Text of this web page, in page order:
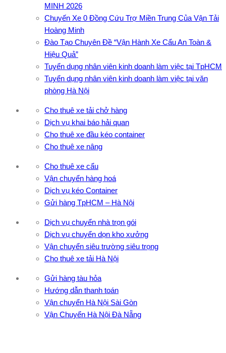
MINH 2026
Chuyến Xe 0 Đồng Cứu Trợ Miền Trung Của Vận Tải
Hoàng Minh
Đào Tạo Chuyên Đề “Vận Hành Xe Cẩu An Toàn &
Hiệu Quả”
Tuyển dụng nhân viên kinh doanh làm việc tại TpHCM
Tuyển dụng nhân viên kinh doanh làm việc tại văn
phòng Hà Nội
Cho thuê xe tải chở hàng
Dịch vụ khai báo hải quan
Cho thuê xe đầu kéo container
Cho thuê xe nâng
Cho thuê xe cẩu
Vận chuyển hàng hoá
Dịch vụ kéo Container
Gửi hàng TpHCM – Hà Nội
Dịch vụ chuyển nhà trọn gói
Dịch vụ chuyển dọn kho xưởng
Vận chuyển siêu trường siêu trọng
Cho thuê xe tải Hà Nội
Gửi hàng tàu hỏa
Hướng dẫn thanh toán
Vận chuyển Hà Nội Sài Gòn
Vận Chuyển Hà Nội Đà Nẵng